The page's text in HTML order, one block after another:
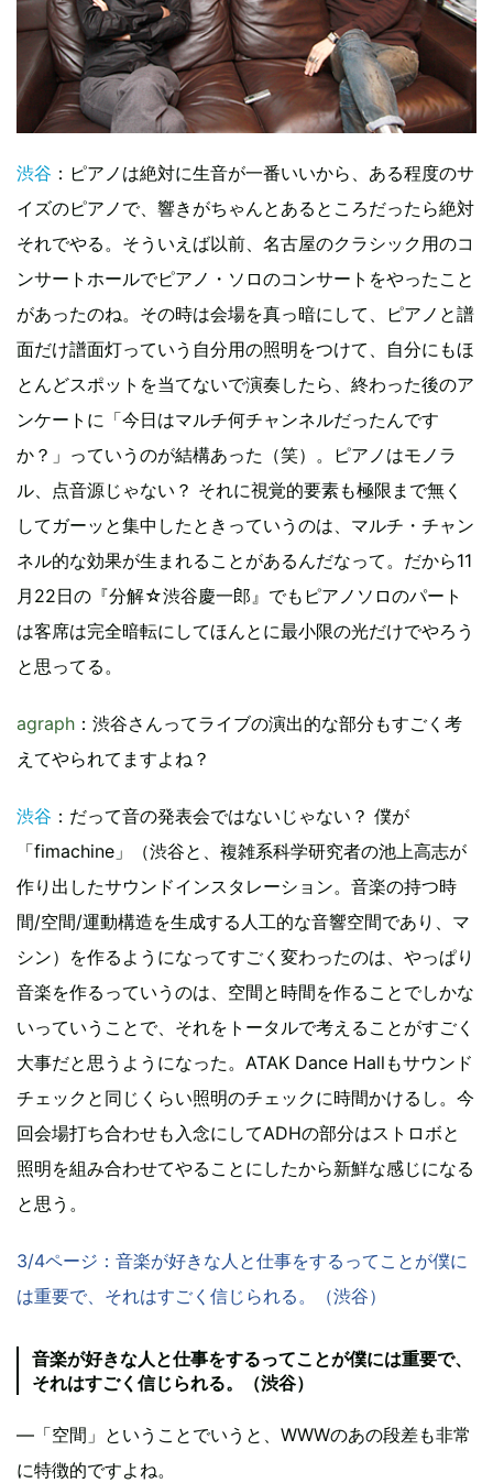
渋谷 ：ピアノは絶対に生音が一番いいから、ある程度のサ
イズのピアノで、響きがちゃんとあるところだったら絶対
それでやる。そういえば以前、名古屋のクラシック用のコ
ンサートホールでピアノ・ソロのコンサートをやったこと
があったのね。その時は会場を真っ暗にして、ピアノと譜
面だけ譜面灯っていう自分用の照明をつけて、自分にもほ
とんどスポットを当てないで演奏したら、終わった後のア
ンケートに「今日はマルチ何チャンネルだったんです
か？」っていうのが結構あった（笑）。ピアノはモノラ
ル、点音源じゃない？ それに視覚的要素も極限まで無く
してガーッと集中したときっていうのは、マルチ・チャン
ネル的な効果が生まれることがあるんだなって。だから11
月22日の『分解☆渋谷慶一郎』でもピアノソロのパート
は客席は完全暗転にしてほんとに最小限の光だけでやろう
と思ってる。
agraph ：渋谷さんってライブの演出的な部分もすごく考
えてやられてますよね？
渋谷 ：だって音の発表会ではないじゃない？ 僕が
「fimachine」（渋谷と、複雑系科学研究者の池上高志が
作り出したサウンドインスタレーション。音楽の持つ時
間/空間/運動構造を生成する人工的な音響空間であり、マ
シン）を作るようになってすごく変わったのは、やっぱり
音楽を作るっていうのは、空間と時間を作ることでしかな
いっていうことで、それをトータルで考えることがすごく
大事だと思うようになった。ATAK Dance Hallもサウンド
チェックと同じくらい照明のチェックに時間かけるし。今
回会場打ち合わせも入念にしてADHの部分はストロボと
照明を組み合わせてやることにしたから新鮮な感じになる
と思う。
3/4ページ：音楽が好きな人と仕事をするってことが僕に
は重要で、それはすごく信じられる。（渋谷）
音楽が好きな人と仕事をするってことが僕には重要で、
それはすごく信じられる。（渋谷）
―「空間」ということでいうと、WWWのあの段差も非常
に特徴的ですよね。